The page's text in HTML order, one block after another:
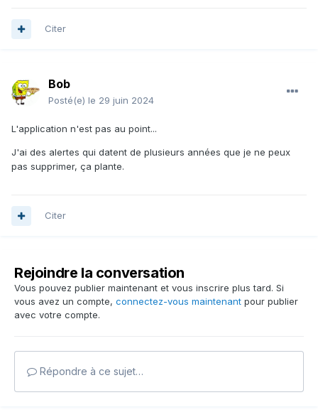
Citer
Bob
Posté(e) le 29 juin 2024
L'application n'est pas au point...
J'ai des alertes qui datent de plusieurs années que je ne peux
pas supprimer, ça plante.
Citer
Rejoindre la conversation
Vous pouvez publier maintenant et vous inscrire plus tard. Si
vous avez un compte, connectez-vous maintenant pour publier
avec votre compte.
Répondre à ce sujet…